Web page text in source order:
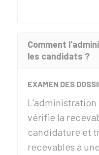
Comment
les candidats ?
EXAMEN DES
vérifie la
candidature et
recevables à une